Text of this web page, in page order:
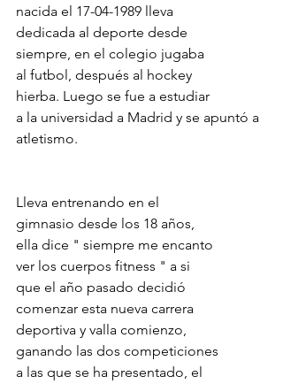
nacida el 17-04-1989 lleva
dedicada al deporte desde
siempre, en el colegio jugaba
al futbol, después al hockey
hierba. Luego se fue a estudiar
a la universidad a Madrid y se apuntó a
atletismo.
Lleva entrenando en el
gimnasio desde los 18 años,
ella dice " siempre me encanto
ver los cuerpos fitness " a si
que el año pasado decidió
comenzar esta nueva carrera
deportiva y valla comienzo,
ganando las dos competiciones
a las que se ha presentado, el